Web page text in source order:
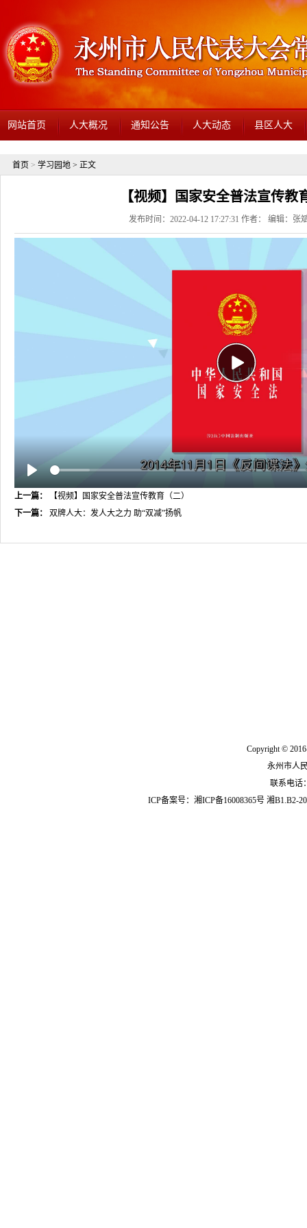
网站首页 人大概况 通知公告 人大动态 县区人大
首页 > 学习园地 > 正文
【视频】国家安全普法宣传教
发布时间：2022-04-12 17:27:31 作者： 编辑：张
P
l
a
P
y
上一篇：
【视频】国家安全普法宣传教育（二）
下一篇：
双牌人大：发人大之力 助“双减”扬帆
Copyright ©
永州市人
联系电话
ICP备案号： 湘ICP备16008365号 湘B1.B2-